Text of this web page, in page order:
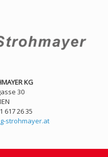
KG
30
617 26 35
strohmayer.at